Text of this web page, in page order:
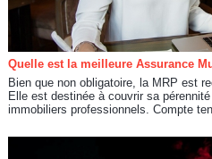
Quelle est la meilleure Assurance
Bien que non obligatoire, la MRP est
Elle est destinée à couvrir sa
immobiliers professionnels. Compte